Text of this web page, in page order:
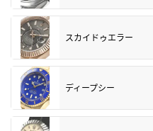
スカイドゥエラー
ディープシー